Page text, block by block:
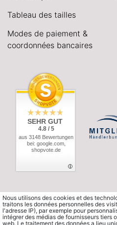
Tableau des tailles
Modes de paiement &
coordonnées bancaires
SEHR GUT
4.8 / 5
aus 3148 Bewertungen
bei: google.com,
shopvote.de
Nous utilisons des cookies et des
traitons les données personnelles des
l'adresse IP), par exemple pour
intégrer des médias de fournisseurs tiers
web. Le traitement des données a lieu